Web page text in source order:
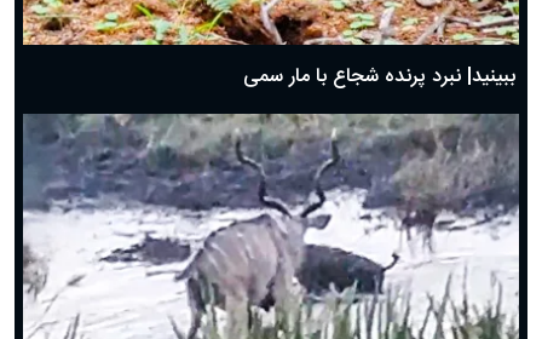
ببینید| نبرد پرنده شجاع با مار سمی